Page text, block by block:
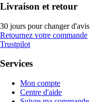
Livraison et retour
30 jours pour changer d'avis
Retournez votre commande
Trustpilot
Services
Mon compte
Centre d'aide